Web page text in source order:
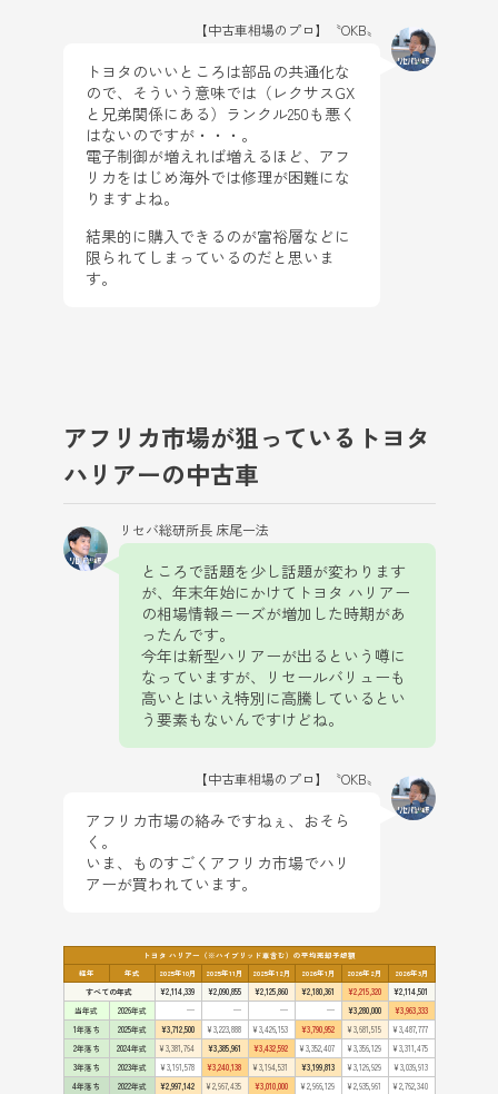
【中古車相場のプロ】〝OKB〟
トヨタのいいところは部品の共通化な
ので、そういう意味では（レクサスGX
と兄弟関係にある）ランクル250も悪く
はないのですが・・・。
電子制御が増えれば増えるほど、アフ
リカをはじめ海外では修理が困難にな
りますよね。
結果的に購入できるのが富裕層などに
限られてしまっているのだと思いま
す。
アフリカ市場が狙っているトヨタ
ハリアーの中古車
リセバ総研所長 床尾一法
ところで話題を少し話題が変わります
が、年末年始にかけてトヨタ ハリアー
の相場情報ニーズが増加した時期があ
ったんです。
今年は新型ハリアーが出るという噂に
なっていますが、リセールバリューも
高いとはいえ特別に高騰しているとい
う要素もないんですけどね。
【中古車相場のプロ】〝OKB〟
アフリカ市場の絡みですねぇ、おそら
く。
いま、ものすごくアフリカ市場でハリ
アーが買われています。
トヨタ ハリアー（※ハイブリッド車含む）の平均売却予想額
経年
年式 2025年10月 2025年11月 2025年12月 2026年1月 2026年2月
2026年3月
すべての年式
¥2,114,339 ¥2,090,855 ¥2,125,860 ¥2,180,361 ¥2,215,320
¥2,114,501
当年式
2026年式 — — — — ¥3,280,000
¥3,963,333
1年落ち
2025年式 ¥3,712,500 ¥3,223,888 ¥3,426,153 ¥3,790,952 ¥3,681,515
¥3,487,777
2年落ち
2024年式 ¥3,381,764 ¥3,385,961 ¥3,432,592 ¥3,352,407 ¥3,356,129
¥3,311,475
3年落ち
2023年式 ¥3,191,578 ¥3,240,138 ¥3,194,531 ¥3,199,813 ¥3,126,929
¥3,039,913
4年落ち
2022年式 ¥2,997,142 ¥2,967,435 ¥3,010,000 ¥2,966,129 ¥2,935,961
¥2,762,340